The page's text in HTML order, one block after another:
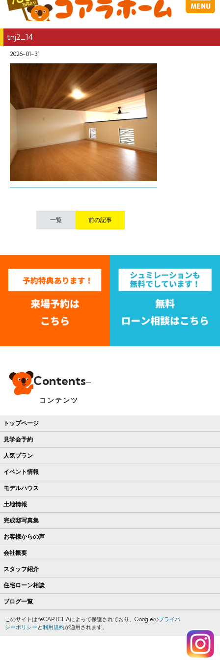
tnj2_14
2026-01-31
一覧 前の記事
Contents
コンテンツ
トップページ
見学会予約
人気プラン
イベント情報
モデルハウス
土地情報
完成邸写真集
お客様からの声
会社概要
スタッフ紹介
住宅ローン相談
ブログ一覧
このサイトはreCAPTCHAによって保護されており、Googleのプライバ
シーポリシー と利用規約が適用されます。